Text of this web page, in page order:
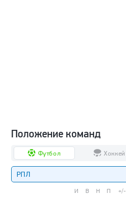
Положение команд
Футбол Хоккей
РПЛ
И В Н П +/-